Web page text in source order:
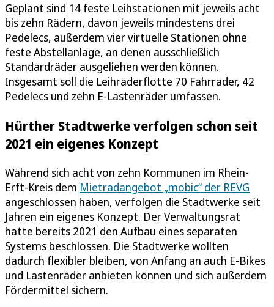
Geplant sind 14 feste Leihstationen mit jeweils acht
bis zehn Rädern, davon jeweils mindestens drei
Pedelecs, außerdem vier virtuelle Stationen ohne
feste Abstellanlage, an denen ausschließlich
Standardräder ausgeliehen werden können.
Insgesamt soll die Leihräderflotte 70 Fahrräder, 42
Pedelecs und zehn E-Lastenräder umfassen.
Hürther Stadtwerke verfolgen schon seit
2021 ein eigenes Konzept
Während sich acht von zehn Kommunen im Rhein-
Erft-Kreis dem Mietradangebot „mobic“ der REVG
angeschlossen haben, verfolgen die Stadtwerke seit
Jahren ein eigenes Konzept. Der Verwaltungsrat
hatte bereits 2021 den Aufbau eines separaten
Systems beschlossen. Die Stadtwerke wollten
dadurch flexibler bleiben, von Anfang an auch E-Bikes
und Lastenräder anbieten können und sich außerdem
Fördermittel sichern.